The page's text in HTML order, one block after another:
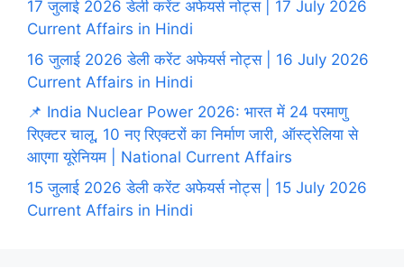
17 जुलाई 2026 डेली करेंट अफेयर्स नोट्स | 17 July 2026
Current Affairs in Hindi
16 जुलाई 2026 डेली करेंट अफेयर्स नोट्स | 16 July 2026
Current Affairs in Hindi
📌 India Nuclear Power 2026: भारत में 24 परमाणु
रिएक्टर चालू, 10 नए रिएक्टरों का निर्माण जारी, ऑस्ट्रेलिया से
आएगा यूरेनियम | National Current Affairs
15 जुलाई 2026 डेली करेंट अफेयर्स नोट्स | 15 July 2026
Current Affairs in Hindi